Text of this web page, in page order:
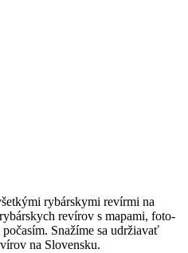
rybárskymi revírmi na
revírov s mapami, foto-
Snažíme sa udržiavať
na Slovensku.